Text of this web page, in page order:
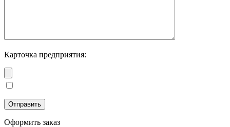
Карточка предприятия:
Оформить заказ